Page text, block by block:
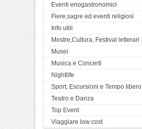
Eventi enogastronomici
Fiere,sagre ed eventi religiosi
Info utili
Mostre,Cultura, Festival letterari
Musei
Musica e Concerti
Nightlife
Sport, Escursioni e Tempo libero
Teatro e Danza
Top Event
Viaggiare low cost